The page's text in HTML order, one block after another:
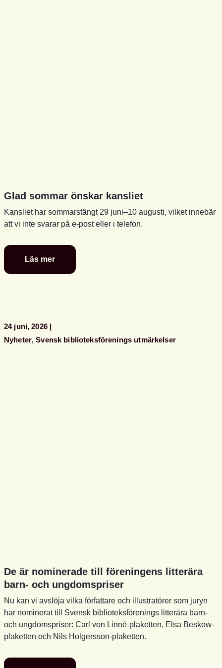
Glad sommar önskar kansliet
Kansliet har sommarstängt 29 juni–10 augusti, vilket innebär
att vi inte svarar på e-post eller i telefon.
Läs mer
Glad
sommar
24 juni, 2026
Nyheter Svensk biblioteksförenings utmärkelser
De är nominerade till föreningens litterära
barn- och ungdomspriser
Nu kan vi avslöja vilka författare och illustratörer som juryn
har nominerat till Svensk biblioteksförenings litterära barn-
och ungdomspriser: Carl von Linné-plaketten, Elsa Beskow-
plaketten och Nils Holgersson-plaketten.